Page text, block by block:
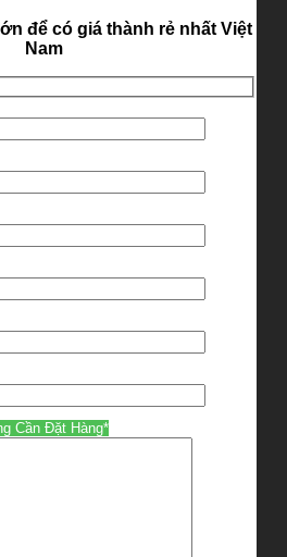
để có giá thành rẻ nhất Việt
Nam
Cần Đặt Hàng*